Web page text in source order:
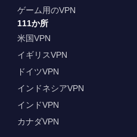
ゲーム用のVPN
111か所
米国VPN
イギリスVPN
ドイツVPN
インドネシアVPN
インドVPN
カナダVPN